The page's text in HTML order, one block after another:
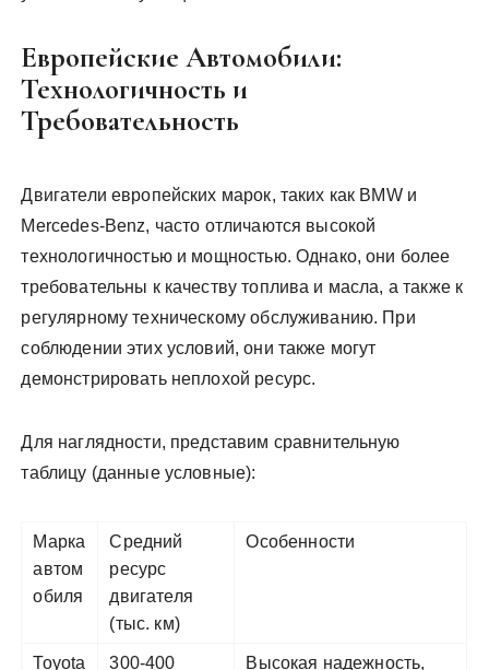
Европейские Автомобили:
Технологичность и
Требовательность
Двигатели европейских марок, таких как BMW и
Mercedes-Benz, часто отличаются высокой
технологичностью и мощностью. Однако, они более
требовательны к качеству топлива и масла, а также к
регулярному техническому обслуживанию. При
соблюдении этих условий, они также могут
демонстрировать неплохой ресурс.
Для наглядности, представим сравнительную
таблицу (данные условные):
Марка
автом
обиля
Средний
ресурс
двигателя
(тыс. км)
Особенности
Toyota 300-400 Высокая надежность,